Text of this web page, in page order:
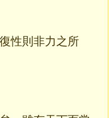
性則非力之所